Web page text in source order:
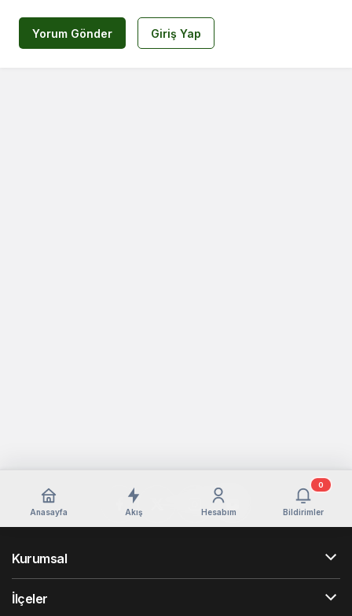
Yorum Gönder Giriş Yap
Anasayfa Akış Hesabım Bildirimler
0
Kurumsal
İlçeler